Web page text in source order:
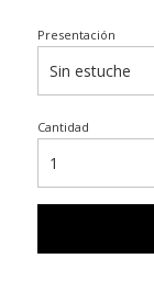
Presentación
Cantidad